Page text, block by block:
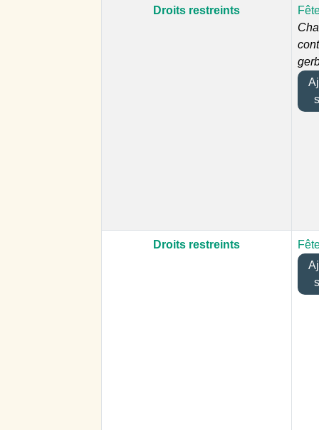
Droits restreints
Droits restreints